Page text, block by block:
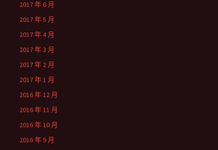
2017 年 6 月
2017 年 5 月
2017 年 4 月
2017 年 3 月
2017 年 2 月
2017 年 1 月
2016 年 12 月
2016 年 11 月
2016 年 10 月
2016 年 9 月